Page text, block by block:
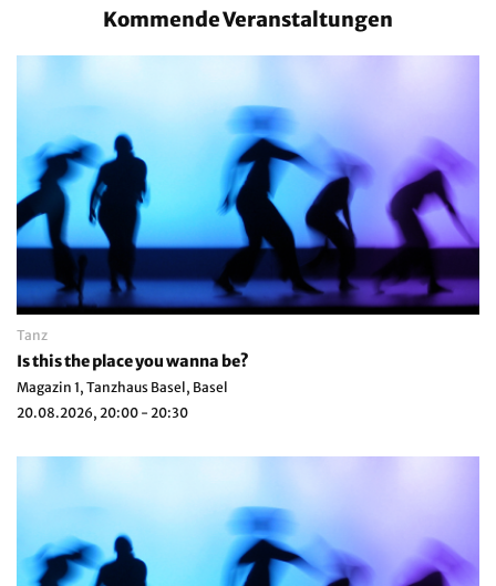
Kommende Veranstaltungen
Tanz
Is this the place you wanna be?
Magazin 1, Tanzhaus Basel, Basel
20.08.2026, 20:00 - 20:30